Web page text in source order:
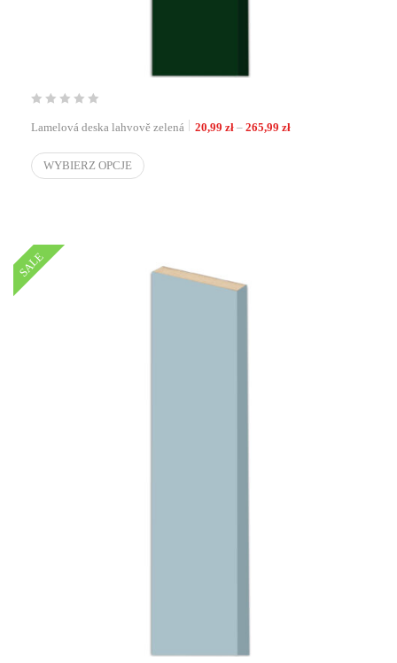
Lamelová deska lahvově zelená 20,99 zł – 265,99 złZakres cen: od 20,99
WYBIERZ OPCJE
SALE